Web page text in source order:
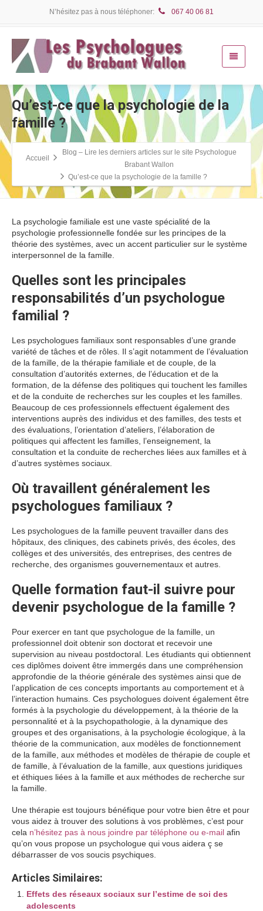
N’hésitez pas à nous téléphoner: 067 40 06 81
Qu’est-ce que la psychologie de la
famille ?
Accueil
Blog – Lire les derniers articles sur le site Psychologue
Brabant Wallon
Qu’est-ce que la psychologie de la famille ?
La psychologie familiale est une vaste spécialité de la
psychologie professionnelle fondée sur les principes de la
théorie des systèmes, avec un accent particulier sur le système
interpersonnel de la famille.
Quelles sont les principales
responsabilités d’un psychologue
familial ?
Les psychologues familiaux sont responsables d’une grande
variété de tâches et de rôles. Il s’agit notamment de l’évaluation
de la famille, de la thérapie familiale et de couple, de la
consultation d’autorités externes, de l’éducation et de la
formation, de la défense des politiques qui touchent les familles
et de la conduite de recherches sur les couples et les familles.
Beaucoup de ces professionnels effectuent également des
interventions auprès des individus et des familles, des tests et
des évaluations, l’orientation d’ateliers, l’élaboration de
politiques qui affectent les familles, l’enseignement, la
consultation et la conduite de recherches liées aux familles et à
d’autres systèmes sociaux.
Où travaillent généralement les
psychologues familiaux ?
Les psychologues de la famille peuvent travailler dans des
hôpitaux, des cliniques, des cabinets privés, des écoles, des
collèges et des universités, des entreprises, des centres de
recherche, des organismes gouvernementaux et autres.
Quelle formation faut-il suivre pour
devenir psychologue de la famille ?
Pour exercer en tant que psychologue de la famille, un
professionnel doit obtenir son doctorat et recevoir une
supervision au niveau postdoctoral. Les étudiants qui obtiennent
ces diplômes doivent être immergés dans une compréhension
approfondie de la théorie générale des systèmes ainsi que de
l’application de ces concepts importants au comportement et à
l’interaction humains. Ces psychologues doivent également être
formés à la psychologie du développement, à la théorie de la
personnalité et à la psychopathologie, à la dynamique des
groupes et des organisations, à la psychologie écologique, à la
théorie de la communication, aux modèles de fonctionnement
de la famille, aux méthodes et modèles de thérapie de couple et
de famille, à l’évaluation de la famille, aux questions juridiques
et éthiques liées à la famille et aux méthodes de recherche sur
la famille.
Une thérapie est toujours bénéfique pour votre bien être et pour
vous aidez à trouver des solutions à vos problèmes, c’est pour
cela n’hésitez pas à nous joindre par téléphone ou e-mail afin
qu’on vous propose un psychologue qui vous aidera ç se
débarrasser de vos soucis psychiques.
Articles Similaires:
Effets des réseaux sociaux sur l’estime de soi des
adolescents